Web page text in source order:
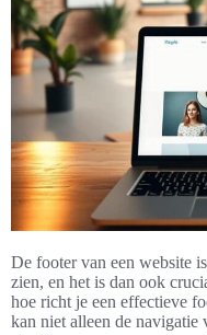
De footer van een website
zien, en het is dan ook
hoe richt je een effectieve
kan niet alleen de navigatie